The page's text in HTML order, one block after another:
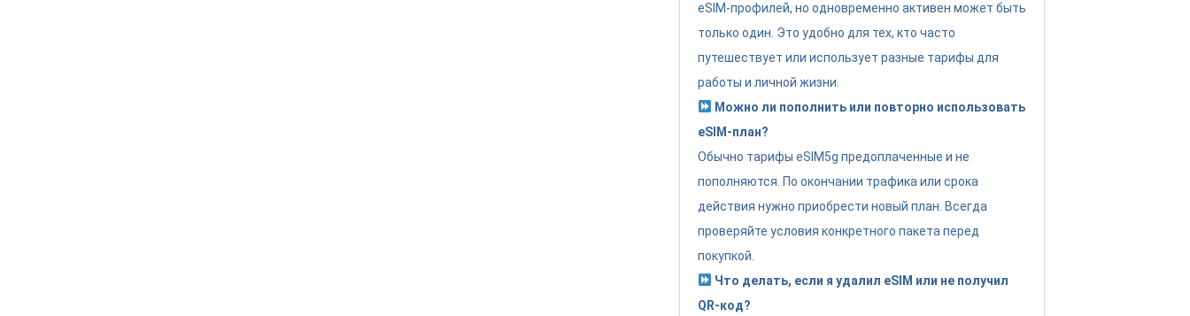
eSIM-профилей, но одновременно активен может быть
только один. Это удобно для тех, кто часто
путешествует или использует разные тарифы для
работы и личной жизни.
Можно ли пополнить или повторно использовать
eSIM-план?
Обычно тарифы eSIM5g предоплаченные и не
пополняются. По окончании трафика или срока
действия нужно приобрести новый план. Всегда
проверяйте условия конкретного пакета перед
покупкой.
Что делать, если я удалил eSIM или не получил
QR-код?